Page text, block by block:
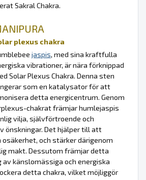
Sakral Chakra.
plexus chakra
jaspis, med sina kraftfulla
vibrationer, är nära förknippad
Solar Plexus Chakra. Denna sten
som en katalysator för att
detta energicentrum. Genom
chakrat främjar humlejaspis
vilja, självförtroende och
önskningar. Det hjälper till att
osäkerhet, och stärker därigenom
makt. Dessutom främjar detta
av känslomässiga och energiska
detta chakra, vilket möjliggör